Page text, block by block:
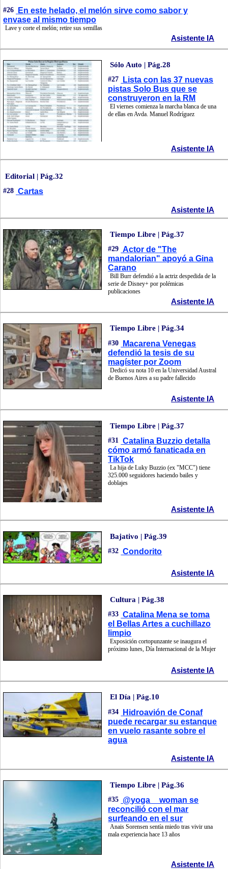
#26
En este helado, el melón sirve como sabor y
envase al mismo tiempo
Lave y corte el melón; retire sus semillas
Asistente IA
Sólo Auto | Pág.28
#27
Lista con las 37 nuevas
pistas Solo Bus que se
construyeron en la RM
El viernes comienza la marcha blanca de una
de ellas en Avda. Manuel Rodríguez
Asistente IA
Editorial | Pág.32
#28 Cartas
Asistente IA
Tiempo Libre | Pág.37
#29 Actor de "The
mandalorian" apoyó a Gina
Carano
Bill Burr defendió a la actriz despedida de la
serie de Disney+ por polémicas
publicaciones
Asistente IA
Tiempo Libre | Pág.34
#30
Macarena Venegas
defendió la tesis de su
magíster por Zoom
Dedicó su nota 10 en la Universidad Austral
de Buenos Aires a su padre fallecido
Asistente IA
Tiempo Libre | Pág.37
#31 Catalina Buzzio detalla
cómo armó fanaticada en
TikTok
La hija de Luky Buzzio (ex "MCC") tiene
325.000 seguidores haciendo bailes y
doblajes
Asistente IA
Bajativo | Pág.39
#32 Condorito
Asistente IA
Cultura | Pág.38
#33 Catalina Mena se toma
el Bellas Artes a cuchillazo
limpio
Exposición cortopunzante se inaugura el
próximo lunes, Día Internacional de la Mujer
Asistente IA
El Día | Pág.10
#34
Hidroavión de Conaf
puede recargar su estanque
en vuelo rasante sobre el
agua
Asistente IA
Tiempo Libre | Pág.36
#35 @yoga__woman se
reconcilió con el mar
surfeando en el sur
Anais Sorensen sentía miedo tras vivir una
mala experiencia hace 13 años
Asistente IA